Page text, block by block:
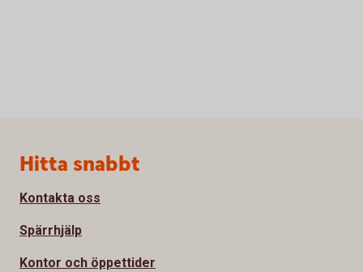
Sidfot
Hitta snabbt
Kontakta oss
Spärrhjälp
Kontor och öppettider